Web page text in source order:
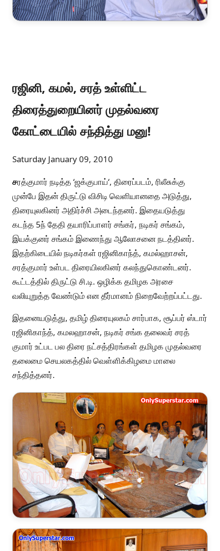
ரஜினி, கமல், சரத் உள்ளிட்ட
திரைத்துறையினர் முதல்வரை
கோட்டையில் சந்தித்து மனு!
Saturday January 09, 2010
சரத்குமார் நடித்த ‘ஜக்குபாய்‘, திரைப்படம், ரிலீசுக்கு
முன்பே இதன் திருட்டு விசிடி வெளியானதை அடுத்து,
திரையுலகினர் அதிர்ச்சி அடைந்தனர். இதையடுத்து
கடந்த 5ந் தேதி தயாரிப்பாளர் சங்கர், நடிகர் சங்கம்,
இயக்குனர் சங்கம் இணைந்து ஆலோசனை நடத்தினர்.
இதற்கிடையில் நடிகர்கள் ரஜினிகாந்த், கமல்ஹாசன்,
சரத்குமார் உள்பட திரையிலகினர் கலந்துகொண்டனர்.
கூட்டத்தில் திருட்டு சி.டி. ஒழிக்க தமிழக அரசை
வலியுறுத்த வேண்டும் என தீர்மானம் நிறைவேற்றப்பட்டது.
இதனையடுத்து, தமிழ் திரையுலகம் சார்பாக, சூப்பர் ஸ்டார்
ரஜினிகாந்த், கமலஹாசன், நடிகர் சங்க தலைவர் சரத்
குமார் உட்பட பல திரை நட்சத்திரங்கள் தமிழக முதல்வரை
தலைமை செயலகத்தில் வெள்ளிக்கிழமை மாலை
சந்தித்தனர்.